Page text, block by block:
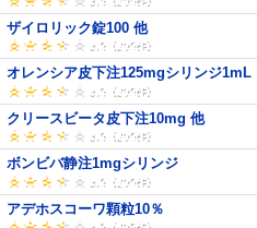
ザイロリック錠100 他
オレンシア皮下注125mgシリンジ1mL
クリースビータ皮下注10mg 他
ボンビバ静注1mgシリンジ
アデホスコーワ顆粒10％